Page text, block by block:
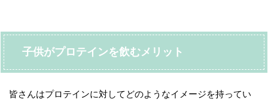
子供がプロテインを飲むメリット
皆さんはプロテインに対してどのようなイメージを持ってい